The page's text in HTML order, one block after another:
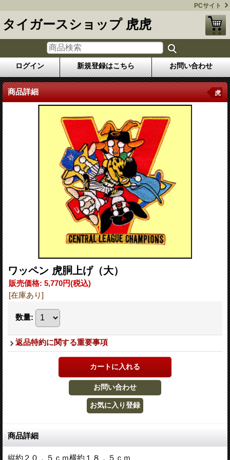
PCサイト
タイガースショップ 虎虎
ログイン 新規登録はこちら お問い合わせ
商品詳細 虎
ワッペン 虎胴上げ（大）
販売価格: 5,770円(税込)
[在庫あり]
数量:
返品特約に関する重要事項
商品詳細
縦約２０．５ｃｍ横約１８，５ｃｍ